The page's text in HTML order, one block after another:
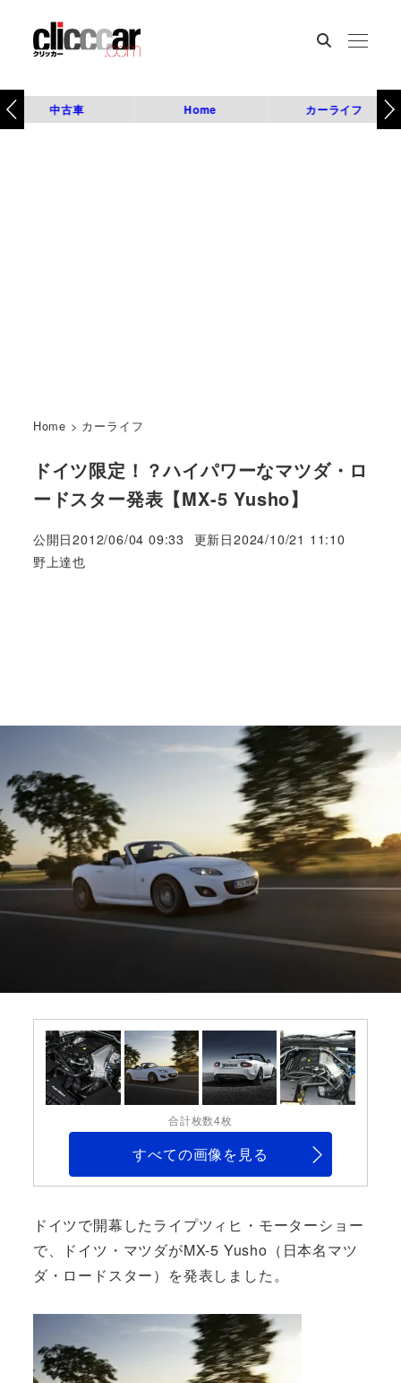
中古車 Home カーライフ
Home > カーライフ
ドイツ限定！？ハイパワーなマツダ・ロ
ードスター発表【MX-5 Yusho】
公開日2012/06/04 09:33 更新日2024/10/21 11:10
著
野上達也
合計枚数4枚
すべての画像を見る
ドイツで開幕したライプツィヒ・モーターショー
で、ドイツ・マツダがMX-5 Yusho（日本名マツ
ダ・ロードスター）を発表しました。